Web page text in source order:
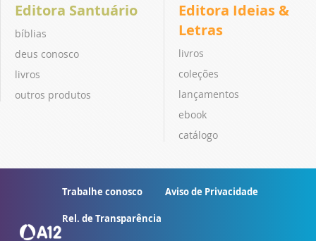
Editora Santuário
bíblias
deus conosco
livros
outros produtos
Editora Ideias &
Letras
livros
coleções
lançamentos
ebook
catálogo
Trabalhe conosco Aviso de Privacidade
Rel. de Transparência